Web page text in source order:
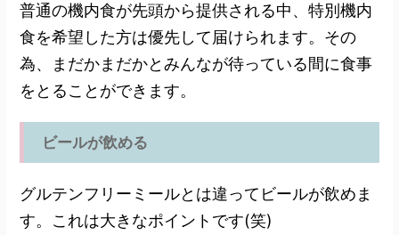
普通の機内食が先頭から提供される中、特別機内
食を希望した方は優先して届けられます。その
為、まだかまだかとみんなが待っている間に食事
をとることができます。
ビールが飲める
グルテンフリーミールとは違ってビールが飲めま
す。これは大きなポイントです(笑)